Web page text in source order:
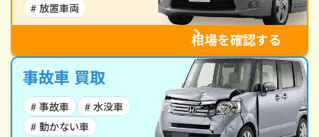
# 放置車両
相場を確認する
事故車 買取
# 事故車
# 水没車
# 動かない車